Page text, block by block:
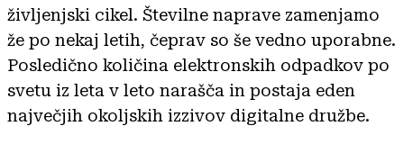
življenjski cikel. Številne naprave zamenjamo
že po nekaj letih, čeprav so še vedno uporabne.
Posledično količina elektronskih odpadkov po
svetu iz leta v leto narašča in postaja eden
največjih okoljskih izzivov digitalne družbe.